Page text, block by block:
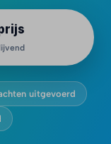
uitgevoerd